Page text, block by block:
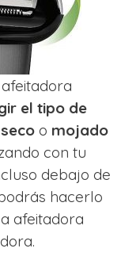
el tipo de
seco o mojado
con tu
debajo de
hacerlo
afeitadora